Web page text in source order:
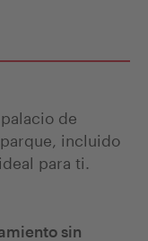
de
incluido
para ti.
sin